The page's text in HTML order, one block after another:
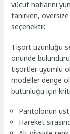
vücut hatlarını
tanırken,
seçenektir.
Tişört uzunluğu
önünde
tişörtler uyumlu
modeller denge
bütünlüğü için
Pantolonun üst
Hareket